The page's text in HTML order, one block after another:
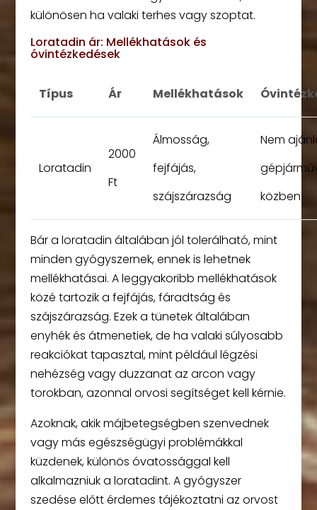
különösen ha valaki terhes vagy szoptat.
Loratadin ár: Mellékhatások és
óvintézkedések
Típus Ár Mellékhatások
Loratadin
2000
Ft
Álmosság,
fejfájás,
szájszárazság
Nem
közben
Bár a loratadin általában jól tolerálható, mint
minden gyógyszernek, ennek is lehetnek
mellékhatásai. A leggyakoribb mellékhatások
közé tartozik a fejfájás, fáradtság és
szájszárazság. Ezek a tünetek általában
enyhék és átmenetiek, de ha valaki súlyosabb
reakciókat tapasztal, mint például légzési
nehézség vagy duzzanat az arcon vagy
torokban, azonnal orvosi segítséget kell kérnie.
Azoknak, akik májbetegségben szenvednek
vagy más egészségügyi problémákkal
küzdenek, különös óvatossággal kell
alkalmazniuk a loratadint. A gyógyszer
szedése előtt érdemes tájékoztatni az orvost